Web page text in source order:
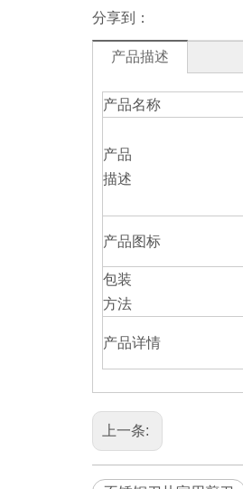
分享到：
产品描述
产品名称
产品
描述
产品图标
包装
方法
产品详情
上一条: